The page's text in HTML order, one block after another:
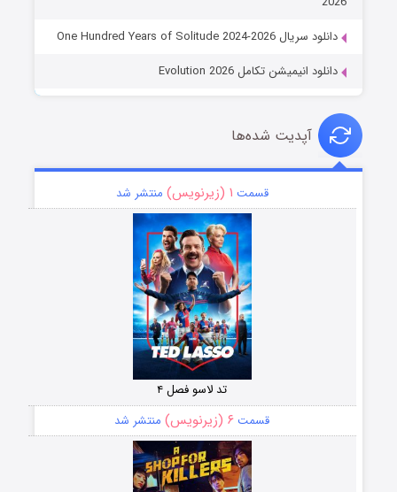
دانلود سریال One Hundred Years of Solitude 2024-2026
دانلود انیمیشن تکامل Evolution 2026
آپدیت شده‌ها
قسمت ۱ (زیرنویس) منتشر شد
تد لاسو فصل ۴
قسمت ۶ (زیرنویس) منتشر شد